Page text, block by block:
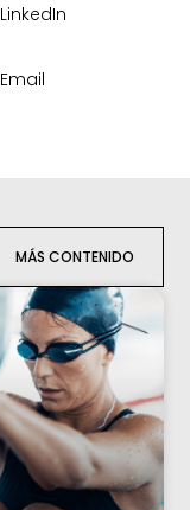
LinkedIn
Email
MÁS CONTENIDO